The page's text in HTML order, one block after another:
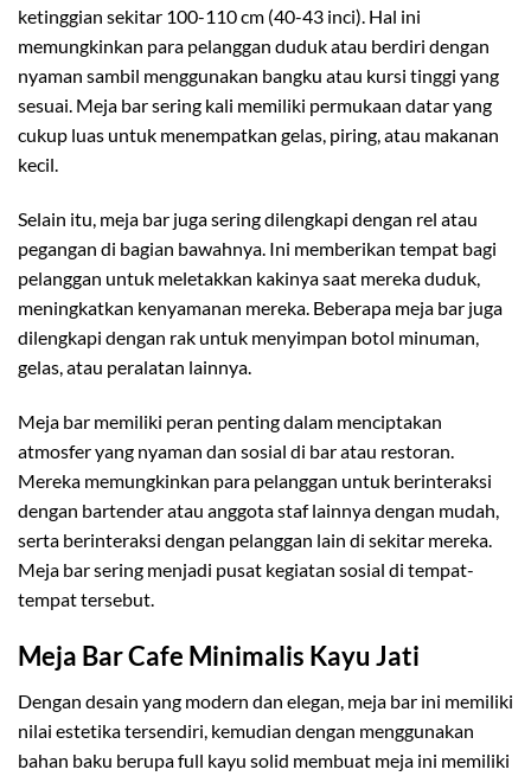
ketinggian sekitar 100-110 cm (40-43 inci). Hal ini
memungkinkan para pelanggan duduk atau berdiri dengan
nyaman sambil menggunakan bangku atau kursi tinggi yang
sesuai. Meja bar sering kali memiliki permukaan datar yang
cukup luas untuk menempatkan gelas, piring, atau makanan
kecil.
Selain itu, meja bar juga sering dilengkapi dengan rel atau
pegangan di bagian bawahnya. Ini memberikan tempat bagi
pelanggan untuk meletakkan kakinya saat mereka duduk,
meningkatkan kenyamanan mereka. Beberapa meja bar juga
dilengkapi dengan rak untuk menyimpan botol minuman,
gelas, atau peralatan lainnya.
Meja bar memiliki peran penting dalam menciptakan
atmosfer yang nyaman dan sosial di bar atau restoran.
Mereka memungkinkan para pelanggan untuk berinteraksi
dengan bartender atau anggota staf lainnya dengan mudah,
serta berinteraksi dengan pelanggan lain di sekitar mereka.
Meja bar sering menjadi pusat kegiatan sosial di tempat-
tempat tersebut.
Meja Bar Cafe Minimalis Kayu Jati
Dengan desain yang modern dan elegan, meja bar ini memiliki
nilai estetika tersendiri, kemudian dengan menggunakan
bahan baku berupa full kayu solid membuat meja ini memiliki